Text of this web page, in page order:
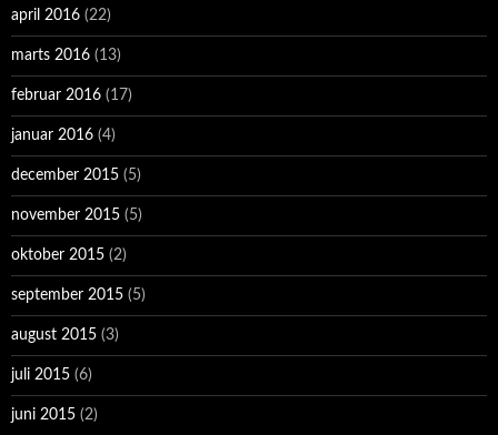
april 2016 (22)
marts 2016 (13)
februar 2016 (17)
januar 2016 (4)
december 2015 (5)
november 2015 (5)
oktober 2015 (2)
september 2015 (5)
august 2015 (3)
juli 2015 (6)
juni 2015 (2)